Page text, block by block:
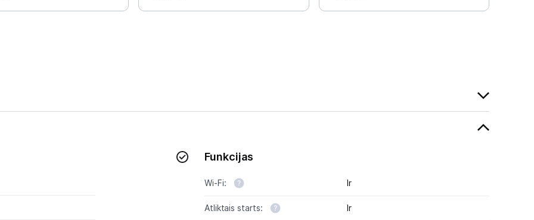
Funkcijas
Wi-Fi: Ir
Atliktais starts: Ir